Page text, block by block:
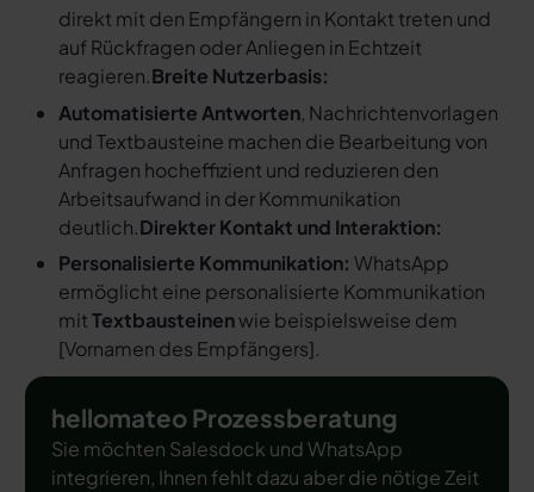
direkt mit den Empfängern in Kontakt treten und
auf Rückfragen oder Anliegen in Echtzeit
reagieren.Breite Nutzerbasis:
Automatisierte Antworten, Nachrichtenvorlagen
und Textbausteine machen die Bearbeitung von
Anfragen hocheffizient und reduzieren den
Arbeitsaufwand in der Kommunikation
deutlich.Direkter Kontakt und Interaktion:
Personalisierte Kommunikation: WhatsApp
ermöglicht eine personalisierte Kommunikation
mitTextbausteinenwie beispielsweise dem
[Vornamen des Empfängers].
hellomateo Prozessberatung
Sie möchten Salesdock und WhatsApp
integrieren, Ihnen fehlt dazu aber die nötige Zeit